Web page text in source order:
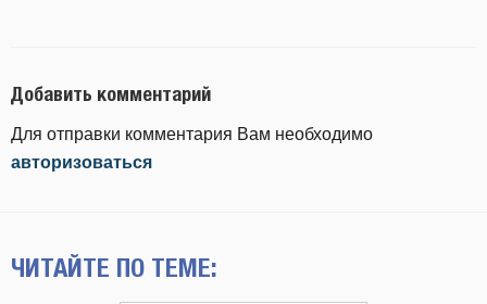
Добавить комментарий
Для отправки комментария Вам необходимо
авторизоваться
ЧИТАЙТЕ ПО ТЕМЕ: